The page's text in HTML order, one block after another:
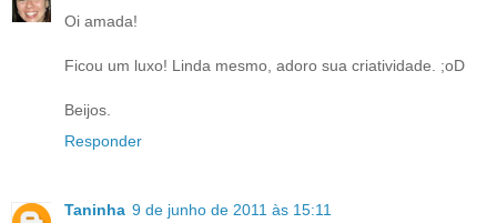
Oi amada!
Ficou um luxo! Linda mesmo, adoro sua criatividade. ;oD
Beijos.
Responder
Taninha 9 de junho de 2011 às 15:11